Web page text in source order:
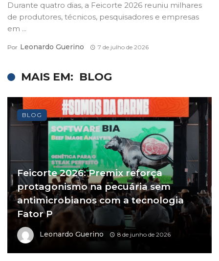
Durante quatro dias, a Feicorte 2026 reuniu milhares
de produtores, técnicos, pesquisadores e empresas
em ...
Por Leonardo Guerino 7 de julho de 2026
MAIS EM: BLOG
Feicorte 2026: Premix reforça
protagonismo na pecuária sem
antimicrobianos com a tecnologia
Fator P
Leonardo Guerino 8 de junho de 2026
BLOG